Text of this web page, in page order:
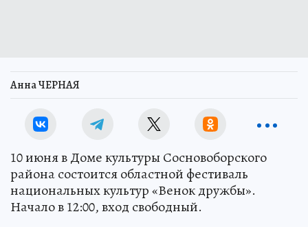
Анна ЧЕРНАЯ
10 июня в Доме культуры Сосновоборского
района состоится областной фестиваль
национальных культур «Венок дружбы».
Начало в 12:00, вход свободный.